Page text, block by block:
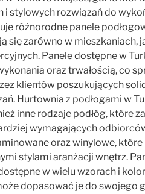
i stylowych rozwiązań do
różnorodne panele
się zarówno w mieszkaniach,
Panele dostępne w
oraz trwałością, co
klientów poszukujących
Hurtownia z podłogami w
inne rodzaje podłóg, które
wymagających
oraz winylowe,
stylami aranżacji wnętrz.
w wielu wzorach i
dopasować je do swojego